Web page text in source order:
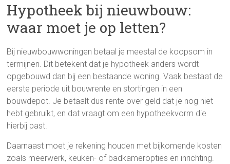
Hypotheek bij nieuwbouw:
waar moet je op letten?
Bij nieuwbouwwoningen betaal je meestal de koopsom in
termijnen. Dit betekent dat je hypotheek anders wordt
opgebouwd dan bij een bestaande woning. Vaak bestaat de
eerste periode uit bouwrente en stortingen in een
bouwdepot. Je betaalt dus rente over geld dat je nog niet
hebt gebruikt, en dat vraagt om een hypotheekvorm die
hierbij past.
Daarnaast moet je rekening houden met bijkomende kosten
zoals meerwerk, keuken- of badkameropties en inrichting.